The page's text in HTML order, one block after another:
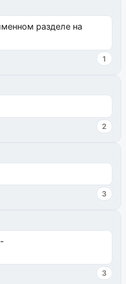
разделе на
1
2
3
3